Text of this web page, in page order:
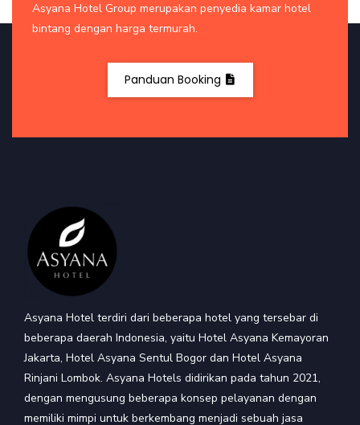
Asyana Hotel Group merupakan penyedia kamar hotel
bintang dengan harga termurah.
Panduan Booking
Asyana Hotel terdiri dari beberapa hotel yang tersebar di
beberapa daerah Indonesia, yaitu Hotel Asyana Kemayoran
Jakarta, Hotel Asyana Sentul Bogor dan Hotel Asyana
Rinjani Lombok. Asyana Hotels didirikan pada tahun 2021,
dengan mengusung beberapa konsep pelayanan dengan
memiliki mimpi untuk berkembang menjadi sebuah jasa